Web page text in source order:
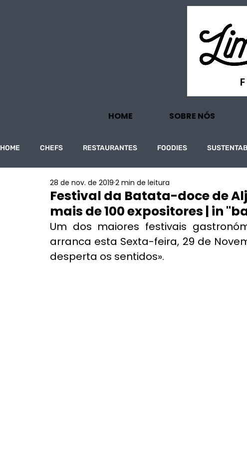
HOME SOBRE NÓS
HOME CHEFS RESTAURANTES FOODIES
PROJECTOS TURISMO ECONOMIA
Festival da Batata-doce de
mais de 100 expositores | in
28 de nov. de 2019 2 min de leitura
Um dos maiores festivais
arranca esta Sexta-feira, 29 de
desperta os sentidos».